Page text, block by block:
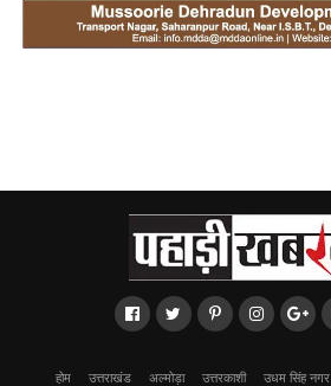
होम उत्तराखंड अल्मोड़ा उत्तरकाशी उधम सिंह नगर